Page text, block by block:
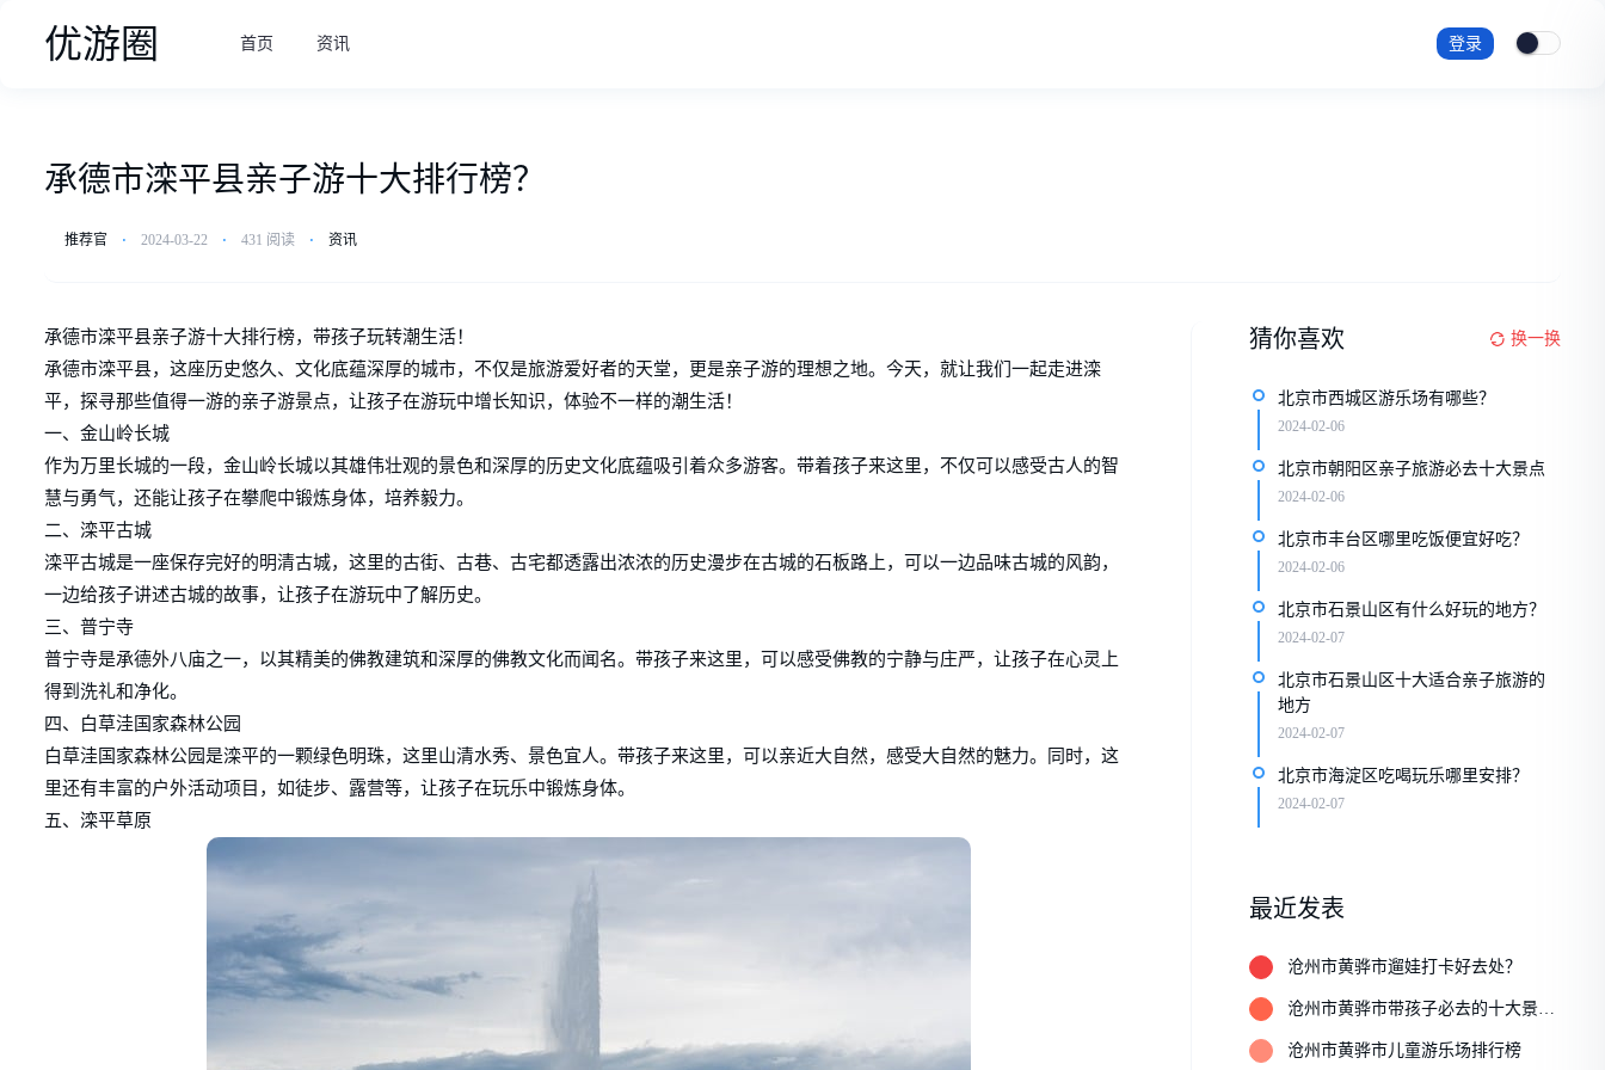
优游圈 首页 资讯 登录
承德市滦平县亲子游十大排行榜？
推荐官 ⋅ 2024-03-22 ⋅ 431 阅读 ⋅ 资讯
承德市滦平县亲子游十大排行榜，带孩子玩转潮生活！
承德市滦平县，这座历史悠久、文化底蕴深厚的城市，不仅是旅游爱好者的天堂，更是亲子游的理想之地。今天，就让我们一起走进滦
平，探寻那些值得一游的亲子游景点，让孩子在游玩中增长知识，体验不一样的潮生活！
一、金山岭长城
作为万里长城的一段，金山岭长城以其雄伟壮观的景色和深厚的历史文化底蕴吸引着众多游客。带着孩子来这里，不仅可以感受古人的智
慧与勇气，还能让孩子在攀爬中锻炼身体，培养毅力。
二、滦平古城
滦平古城是一座保存完好的明清古城，这里的古街、古巷、古宅都透露出浓浓的历史漫步在古城的石板路上，可以一边品味古城的风韵，
一边给孩子讲述古城的故事，让孩子在游玩中了解历史。
三、普宁寺
普宁寺是承德外八庙之一，以其精美的佛教建筑和深厚的佛教文化而闻名。带孩子来这里，可以感受佛教的宁静与庄严，让孩子在心灵上
得到洗礼和净化。
四、白草洼国家森林公园
白草洼国家森林公园是滦平的一颗绿色明珠，这里山清水秀、景色宜人。带孩子来这里，可以亲近大自然，感受大自然的魅力。同时，这
里还有丰富的户外活动项目，如徒步、露营等，让孩子在玩乐中锻炼身体。
五、滦平草原
猜你喜欢 换一换
北京市西城区游乐场有哪些？
2024-02-06
北京市朝阳区亲子旅游必去十大景点
2024-02-06
北京市丰台区哪里吃饭便宜好吃？
2024-02-06
北京市石景山区有什么好玩的地方？
2024-02-07
北京市石景山区十大适合亲子旅游的
地方
2024-02-07
北京市海淀区吃喝玩乐哪里安排？
2024-02-07
最近发表
沧州市黄骅市遛娃打卡好去处？
沧州市黄骅市带孩子必去的十大景
沧州市黄骅市儿童游乐场排行榜